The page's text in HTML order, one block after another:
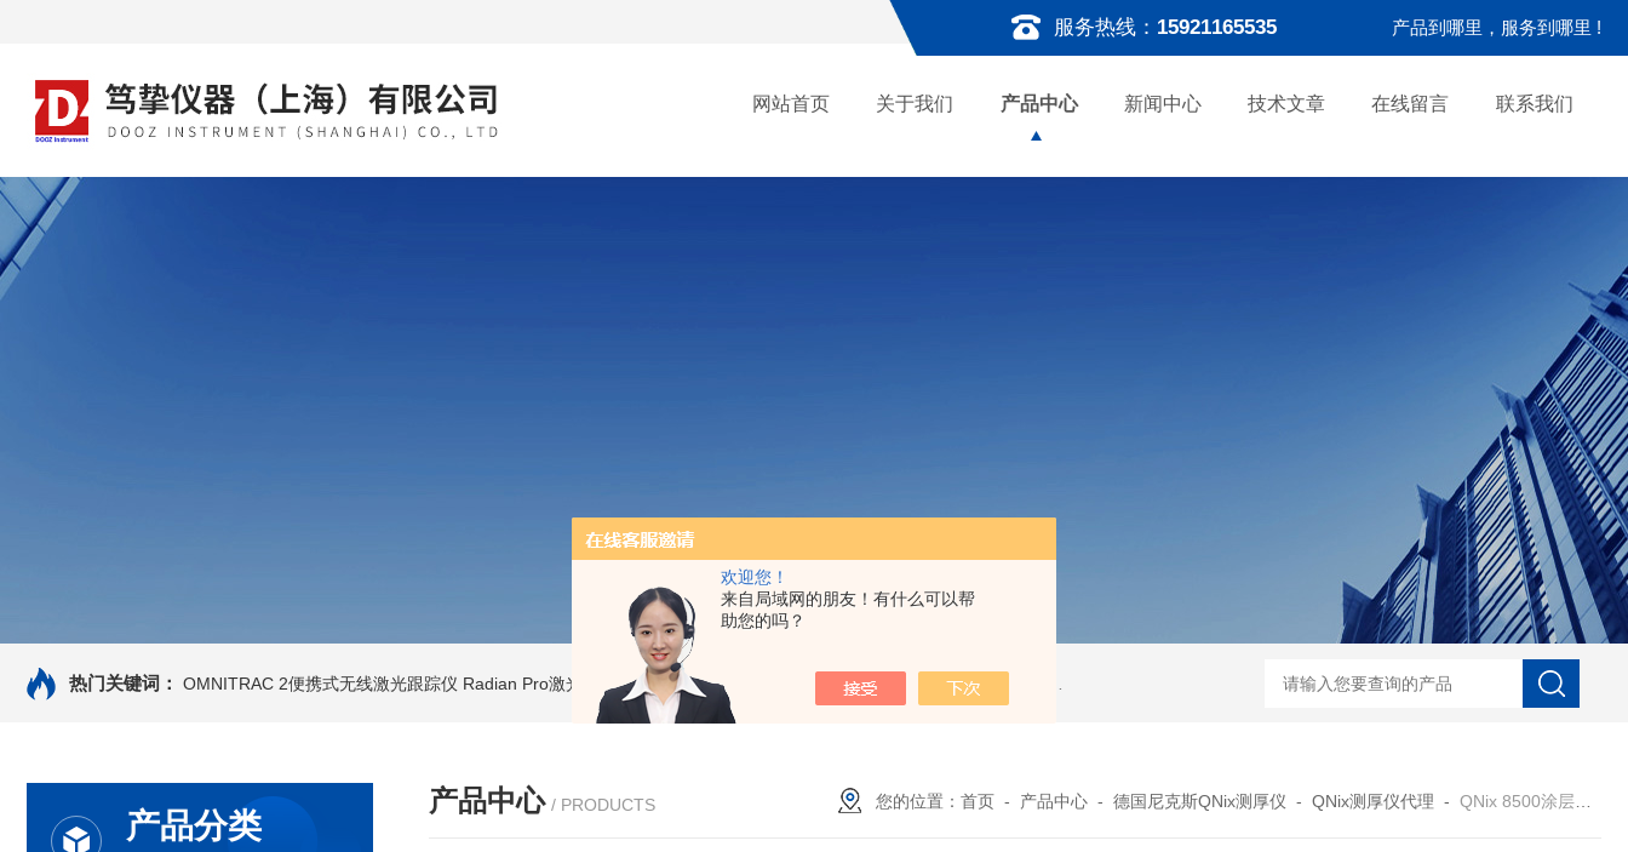
欢迎您！
来自局域网的朋友！有什么可以帮
助您的吗？
服务热线： 15921165535 产品到哪里，服务到哪里 !
网站首页 关于我们 产品中心 新闻中心 技术文章 在线留言 联系我们
热门关键词： OMNITRAC 2便携式无线激光跟踪仪 Radian Pro激光跟踪仪 OT2 Core激光跟踪仪 美国API OT2 Core激光跟踪仪 菲希尔新款涂层测厚
产品分类
产品中心 / PRODUCTS 您的位置：首页 - 产品中心 -德国尼克斯QNix测厚仪 -QNix测厚仪代理 -QNix 8500涂层测厚仪超薄探头